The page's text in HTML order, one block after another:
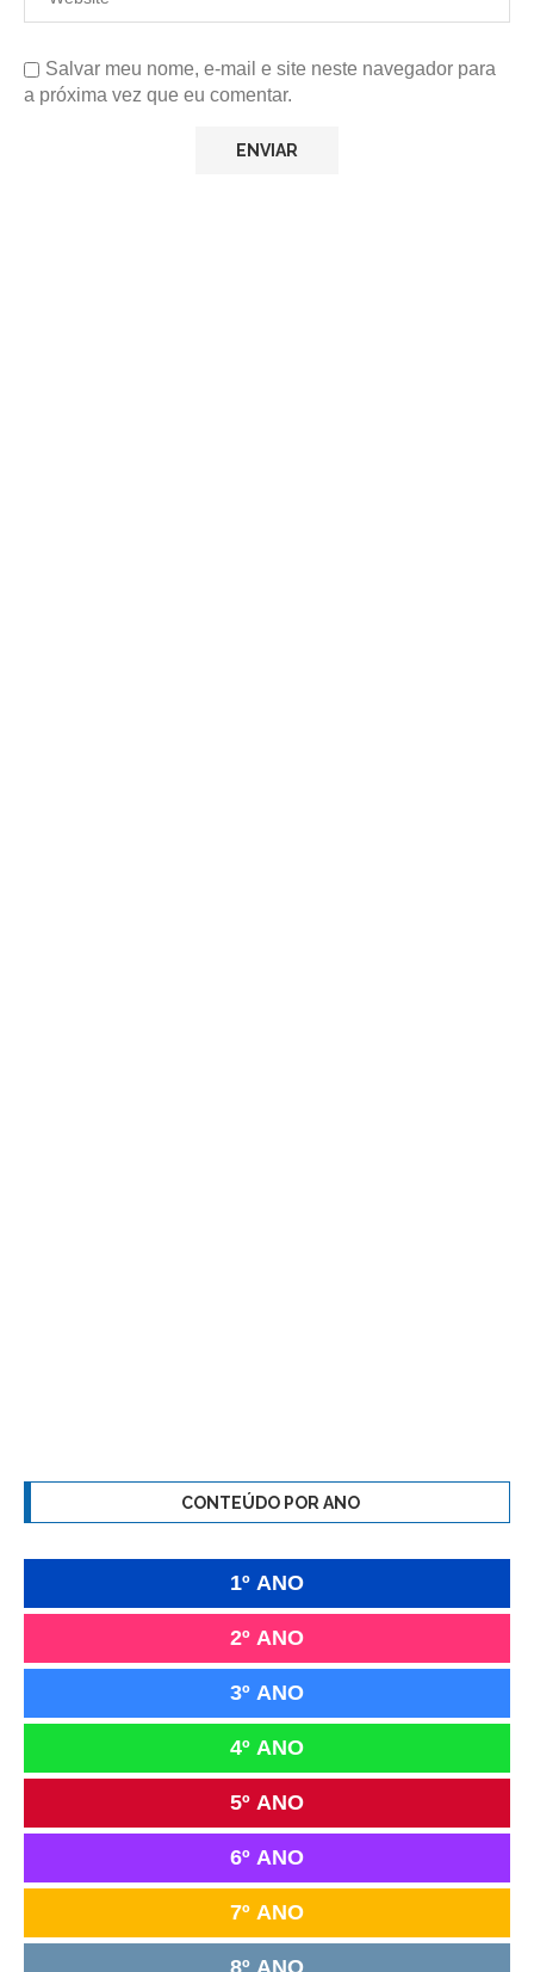
Salvar meu nome, e-mail e site neste navegador para
a próxima vez que eu comentar.
CONTEÚDO POR ANO
1º ANO
2º ANO
3º ANO
4º ANO
5º ANO
6º ANO
7º ANO
8º ANO